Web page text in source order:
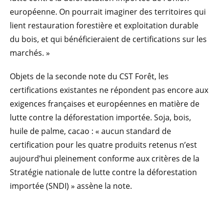
européenne. On pourrait imaginer des territoires qui
lient restauration forestière et exploitation durable
du bois, et qui bénéficieraient de certifications sur les
marchés. »
Objets de la seconde note du CST Forêt, les
certifications existantes ne répondent pas encore aux
exigences françaises et européennes en matière de
lutte contre la déforestation importée. Soja, bois,
huile de palme, cacao : « aucun standard de
certification pour les quatre produits retenus n’est
aujourd’hui pleinement conforme aux critères de la
Stratégie nationale de lutte contre la déforestation
importée (SNDI) » assène la note.